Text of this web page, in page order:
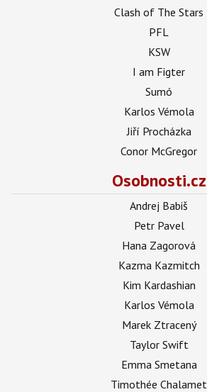
Clash of The Stars
PFL
KSW
I am Figter
Sumó
Karlos Vémola
Jiří Procházka
Conor McGregor
Osobnosti.cz
Andrej Babiš
Petr Pavel
Hana Zagorová
Kazma Kazmitch
Kim Kardashian
Karlos Vémola
Marek Ztracený
Taylor Swift
Emma Smetana
Timothée Chalamet